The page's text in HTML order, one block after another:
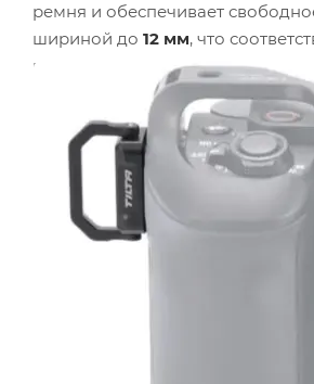
ремня и обеспечивает
шириной до 12 мм, что
позволяют оставлять
элементы имеют матовое